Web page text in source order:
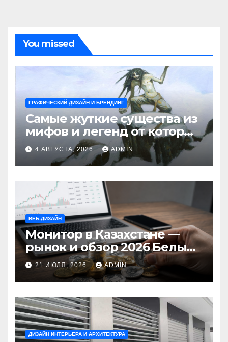
You missed
ГРАФИЧЕСКИЙ ДИЗАЙН И БРЕНДИНГ
Самые жуткие существа из
мифов и легенд от которых
стынет кровь
4 АВГУСТА, 2026 ADMIN
ВЕБ-ДИЗАЙН
Монитор в Казахстане —
рынок и обзор 2026 Белый
Ветер Shop.kz
21 ИЮЛЯ, 2026 ADMIN
ДИЗАЙН ИНТЕРЬЕРА И АРХИТЕКТУРА